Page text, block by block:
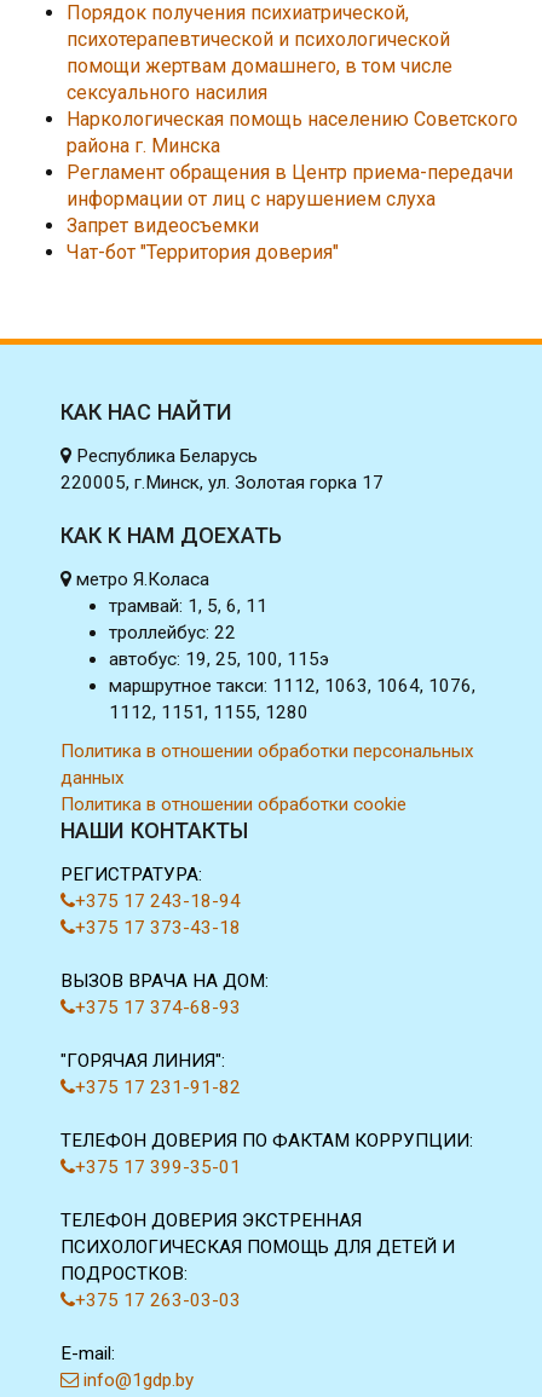
Порядок получения психиатрической,
психотерапевтической и психологической
помощи жертвам домашнего, в том числе
сексуального насилия
Наркологическая помощь населению Советского
района г. Минска
Регламент обращения в Центр приема-передачи
информации от лиц с нарушением слуха
Запрет видеосъемки
Чат-бот "Территория доверия"
КАК НАС НАЙТИ
Республика Беларусь
220005, г.Минск, ул. Золотая горка 17
КАК К НАМ ДОЕХАТЬ
метро Я.Коласа
трамвай: 1, 5, 6, 11
троллейбус: 22
автобус: 19, 25, 100, 115э
маршрутное такси: 1112, 1063, 1064, 1076,
1112, 1151, 1155, 1280
Политика в отношении обработки персональных
данных
Политика в отношении обработки cookie
НАШИ КОНТАКТЫ
РЕГИСТРАТУРА:
+375 17 243-18-94
+375 17 373-43-18
ВЫЗОВ ВРАЧА НА ДОМ:
+375 17 374-68-93
"ГОРЯЧАЯ ЛИНИЯ":
+375 17 231-91-82
ТЕЛЕФОН ДОВЕРИЯ ПО ФАКТАМ КОРРУПЦИИ:
+375 17 399-35-01
ТЕЛЕФОН ДОВЕРИЯ ЭКСТРЕННАЯ
ПСИХОЛОГИЧЕСКАЯ ПОМОЩЬ ДЛЯ ДЕТЕЙ И
ПОДРОСТКОВ:
+375 17 263-03-03
E-mail:
info@1gdp.by